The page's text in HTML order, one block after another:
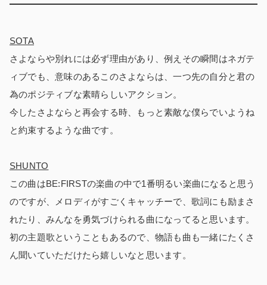
SOTA
さよならや別れには必ず理由があり、例えその瞬間はネガテ
ィブでも、意味のあるこのさよならは、一つ先の自分と君の
為のポジティブな素晴らしいアクション。
今したさよならと再会する時、もっと素敵な僕らでいようね
と約束するような曲です。
SHUNTO
この曲はBE:FIRSTの楽曲の中で1番明るい楽曲になると思う
のですが、メロディがすごくキャッチーで、歌詞にも励まさ
れたり、みんなを勇気づけられる曲になってると思います。
初の主題歌ということもあるので、物語も曲も一緒にたくさ
ん聞いていただけたら嬉しいなと思います。